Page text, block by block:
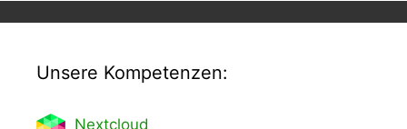
Unsere Kompetenzen:
Nextcloud